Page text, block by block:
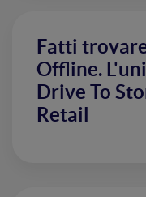
Fatti
Offline.
Drive To
Retail